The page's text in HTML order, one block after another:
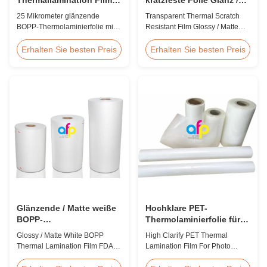
koreanische EVA 2200mm
25 Mikrometer glänzende
BOPP-Thermolaminierfolie mit
mm maximale Breite, hohe
Zugfestigkeit ≥150 MPa, ideal
Erhalten Sie besten Preis
Matte Finish
Laminationsfolie SGS-
Transparent Thermal Scratch
Resistant Film Glossy / Matte
Approval Price Offer Glossy and
Matte Scratch Resistant Thermal
Lamination Film China Supplier
Material BOPP + EVA Roll ...
Erhalten Sie besten Preis
Glänzende / Matte weiße
BOPP-
Thermolaminierfolie,
FDA-zertifiziert
Glossy / Matte White BOPP
Thermal Lamination Film FDA
Hochklare PET-
Thermolaminierfolie für
Fotolaminierung SGS-
Zulassung
High Clarify PET Thermal
Lamination Film For Photo